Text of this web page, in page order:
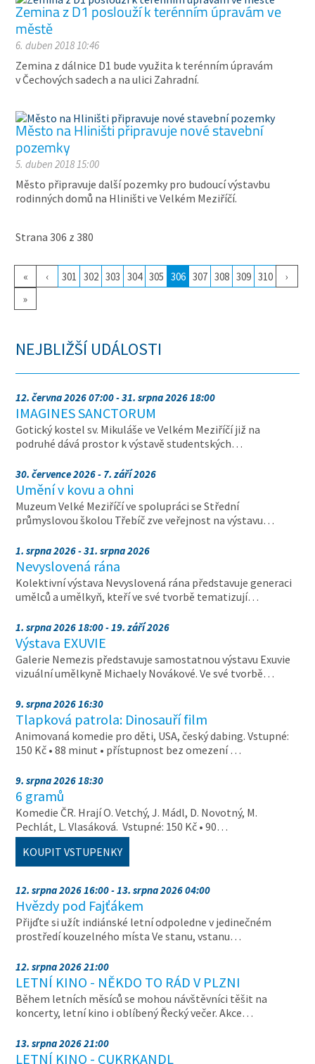
Zemina z D1 poslouží k terénním úpravám ve
městě
6. duben 2018 10:46
Zemina z dálnice D1 bude využita k terénním úpravám
v Čechových sadech a na ulici Zahradní.
Město na Hliništi připravuje nové stavební
pozemky
5. duben 2018 15:00
Město připravuje další pozemky pro budoucí výstavbu
rodinných domů na Hliništi ve Velkém Meziříčí.
Strana 306 z 380
« ‹ 301 302 303 304 305 306 307 308 309 310
›
»
NEJBLIŽŠÍ UDÁLOSTI
12. června 2026 07:00 - 31. srpna 2026 18:00
IMAGINES SANCTORUM
Gotický kostel sv. Mikuláše ve Velkém Meziříčí již na
podruhé dává prostor k výstavě studentských…
30. července 2026 - 7. září 2026
Umění v kovu a ohni
Muzeum Velké Meziříčí ve spolupráci se Střední
průmyslovou školou Třebíč zve veřejnost na výstavu…
1. srpna 2026 - 31. srpna 2026
Nevyslovená rána
Kolektivní výstava Nevyslovená rána představuje generaci
umělců a umělkyň, kteří ve své tvorbě tematizují…
1. srpna 2026 18:00 - 19. září 2026
Výstava EXUVIE
Galerie Nemezis představuje samostatnou výstavu Exuvie
vizuální umělkyně Michaely Novákové. Ve své tvorbě…
9. srpna 2026 16:30
Tlapková patrola: Dinosauří film
Animovaná komedie pro děti, USA, český dabing. Vstupné:
150 Kč • 88 minut • přístupnost bez omezení …
9. srpna 2026 18:30
6 gramů
Komedie ČR. Hrají O. Vetchý, J. Mádl, D. Novotný, M.
Pechlát, L. Vlasáková. Vstupné: 150 Kč • 90…
KOUPIT VSTUPENKY
12. srpna 2026 16:00 - 13. srpna 2026 04:00
Hvězdy pod Fajťákem
Přijďte si užít indiánské letní odpoledne v jedinečném
prostředí kouzelného místa Ve stanu, vstanu…
12. srpna 2026 21:00
LETNÍ KINO - NĚKDO TO RÁD V PLZNI
Během letních měsíců se mohou návštěvníci těšit na
koncerty, letní kino i oblíbený Řecký večer. Akce…
13. srpna 2026 21:00
LETNÍ KINO - CUKRKANDL